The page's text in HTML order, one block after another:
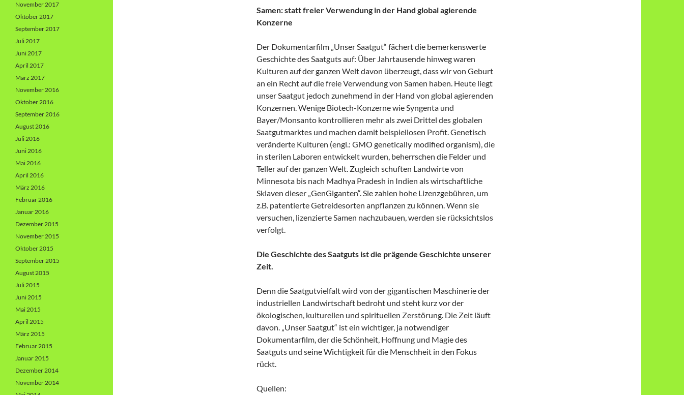
Samen: statt freier Verwendung in der Hand global agierende
Konzerne
Der Dokumentarfilm „Unser Saatgut“ fächert die bemerkenswerte
Geschichte des Saatguts auf: Über Jahrtausende hinweg waren
Kulturen auf der ganzen Welt davon überzeugt, dass wir von Geburt
an ein Recht auf die freie Verwendung von Samen haben. Heute liegt
unser Saatgut jedoch zunehmend in der Hand von global agierenden
Konzernen. Wenige Biotech-Konzerne wie Syngenta und
Bayer/Monsanto kontrollieren mehr als zwei Drittel des globalen
Saatgutmarktes und machen damit beispiellosen Profit. Genetisch
veränderte Kulturen (engl.: GMO genetically modified organism), die
in sterilen Laboren entwickelt wurden, beherrschen die Felder und
Teller auf der ganzen Welt. Zugleich schuften Landwirte von
Minnesota bis nach Madhya Pradesh in Indien als wirtschaftliche
Sklaven dieser „GenGiganten“. Sie zahlen hohe Lizenzgebühren, um
z.B. patentierte Getreidesorten anpflanzen zu können. Wenn sie
versuchen, lizenzierte Samen nachzubauen, werden sie rücksichtslos
verfolgt.
Die Geschichte des Saatguts ist die prägende Geschichte unserer
Zeit.
Denn die Saatgutvielfalt wird von der gigantischen Maschinerie der
industriellen Landwirtschaft bedroht und steht kurz vor der
ökologischen, kulturellen und spirituellen Zerstörung. Die Zeit läuft
davon. „Unser Saatgut“ ist ein wichtiger, ja notwendiger
Dokumentarfilm, der die Schönheit, Hoffnung und Magie des
Saatguts und seine Wichtigkeit für die Menschheit in den Fokus
rückt.
Quellen:
November 2017
Oktober 2017
September 2017
Juli 2017
Juni 2017
April 2017
März 2017
November 2016
Oktober 2016
September 2016
August 2016
Juli 2016
Juni 2016
Mai 2016
April 2016
März 2016
Februar 2016
Januar 2016
Dezember 2015
November 2015
Oktober 2015
September 2015
August 2015
Juli 2015
Juni 2015
Mai 2015
April 2015
März 2015
Februar 2015
Januar 2015
Dezember 2014
November 2014